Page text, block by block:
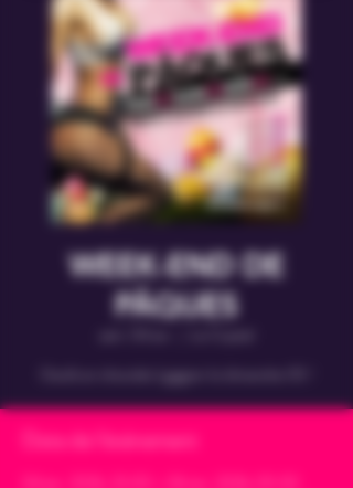
WEEK-END DE
PÂQUES
Date de l'évènement